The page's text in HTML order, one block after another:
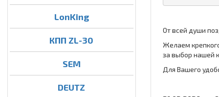
LonKing
КПП ZL-30
SEM
DEUTZ
От всей души
Желаем
за выбор нашей
Для Вашего